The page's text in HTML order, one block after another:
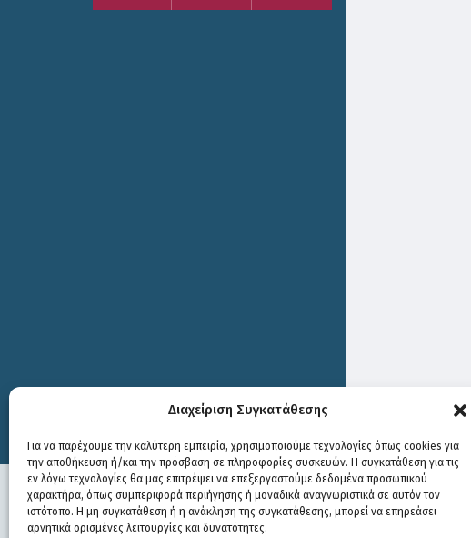
Διαχείριση Συγκατάθεσης
Για να παρέχουμε την καλύτερη εμπειρία, χρησιμοποιούμε τεχνολογίες όπως cookies για
την αποθήκευση ή/και την πρόσβαση σε πληροφορίες συσκευών. Η συγκατάθεση για τις
εν λόγω τεχνολογίες θα μας επιτρέψει να επεξεργαστούμε δεδομένα προσωπικού
χαρακτήρα, όπως συμπεριφορά περιήγησης ή μοναδικά αναγνωριστικά σε αυτόν τον
ιστότοπο. Η μη συγκατάθεση ή η ανάκληση της συγκατάθεσης, μπορεί να επηρεάσει
αρνητικά ορισμένες λειτουργίες και δυνατότητες.
Print 430